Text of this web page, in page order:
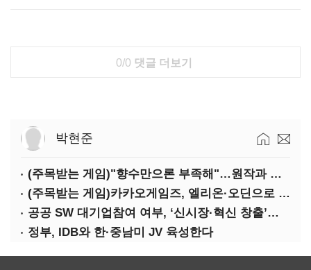
0/0 댓글 더보기
박현준
(주목받는 게임)"향수만으론 부족해"…원작과 차별화 성공한 '리니지M'
(주목받는 게임)카카오게임즈, 엘리온·오딘으로 MMORPG 투트랙 공세
공공 SW 대기업참여 여부, ‘신시장·혁신 창출’도 평가한다
정부, IDB와 한·중남미 JV 육성한다